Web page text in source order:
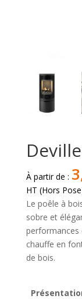
À partir de :
HT (Hors
Le poêle à
sobre et
performances
chauffe en
de bois.